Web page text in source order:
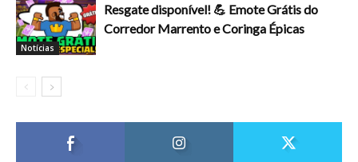
Notícias
Resgate disponível! 💪 Emote Grátis do
Corredor Marrento e Coringa Épicas